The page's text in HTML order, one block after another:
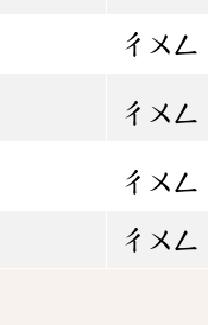
ㄔㄨㄥ
ㄔㄨㄥ
ㄔㄨㄥ
ㄔㄨㄥ